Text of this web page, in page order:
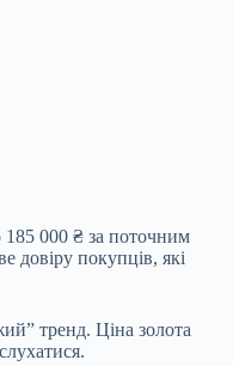
185 000 ₴ за поточним
довіру покупців, які
тренд. Ціна золота